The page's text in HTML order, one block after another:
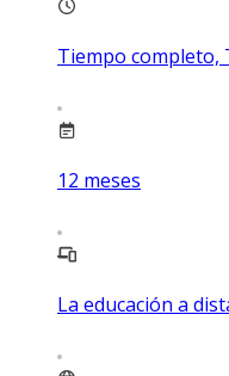
Tiempo completo,
12 meses
La educación a